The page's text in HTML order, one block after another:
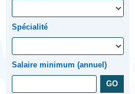
Spécialité
Salaire minimum (annuel)